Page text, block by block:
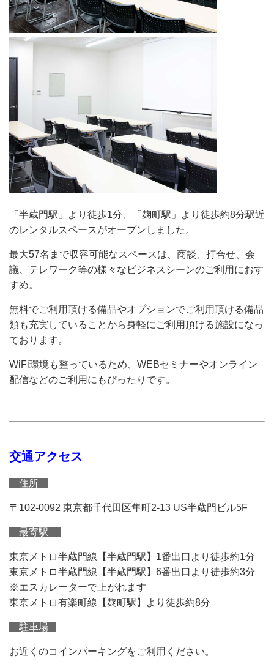
「半蔵門駅」より徒歩1分、「麹町駅」より徒歩約8分駅近
のレンタルスペースがオープンしました。
最大57名まで収容可能なスペースは、商談、打合せ、会
議、テレワーク等の様々なビジネスシーンのご利用におす
すめ。
無料でご利用頂ける備品やオプションでご利用頂ける備品
類も充実していることから身軽にご利用頂ける施設になっ
ております。
WiFi環境も整っているため、WEBセミナーやオンライン
配信などのご利用にもぴったりです。
交通アクセス
住所
〒102-0092 東京都千代田区隼町2-13 US半蔵門ビル5F
最寄駅
東京メトロ半蔵門線【半蔵門駅】1番出口より徒歩約1分
東京メトロ半蔵門線【半蔵門駅】6番出口より徒歩約3分
※エスカレーターで上がれます
東京メトロ有楽町線【麹町駅】より徒歩約8分
駐車場
お近くのコインパーキングをご利用ください。